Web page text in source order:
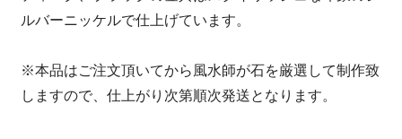
ルバーニッケルで仕上げています。
※本品はご注文頂いてから風水師が石を厳選して制作致
しますので、仕上がり次第順次発送となります。